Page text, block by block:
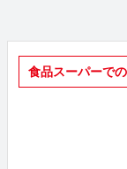
食品スーパーで